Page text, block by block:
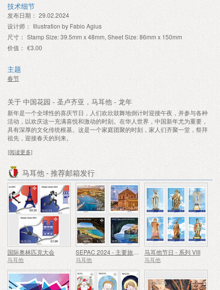
技术细节
发布日期： 29.02.2024
设计师： Illustration by Fabio Agius
尺寸： Stamp Size: 39.5mm x 48mm, Sheet Size: 86mm x 150mm
价值： €3.00
主题
春节
关于 中国花园 - 圣卢齐亚，马耳他 - 龙年
新年是一个全球性的喜庆节日，人们欢欣鼓舞地倒计时迎接午夜，并参与各种
活动，以欢庆这一充满喜悦和激动的时刻。在华人世界，中国新年尤为重要，
具有深厚的文化传统根基。这是一个家庭团聚的时刻，家人们齐聚一堂，祭拜
祖先，迎接春天的到来。
[阅读更多]
马耳他 - 推荐邮箱发行
国际奥林匹克大会
马耳他
SEPAC 2024 - 主要旅游景点
马耳他
马耳他节日 - 系列 VIII
马耳他